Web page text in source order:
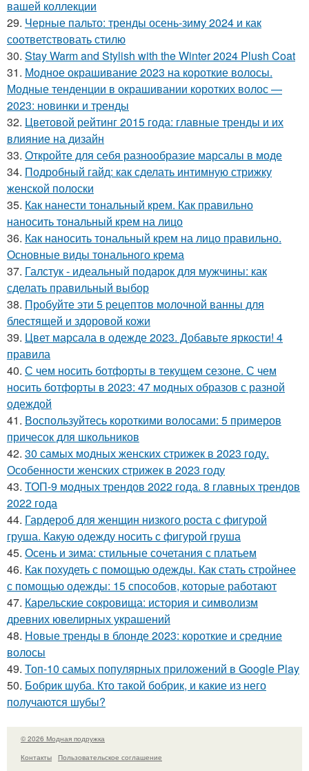
вашей коллекции
29. Черные пальто: тренды осень-зиму 2024 и как
соответствовать стилю
30. Stay Warm and Stylish with the Winter 2024 Plush Coat
31. Модное окрашивание 2023 на короткие волосы.
Модные тенденции в окрашивании коротких волос —
2023: новинки и тренды
32. Цветовой рейтинг 2015 года: главные тренды и их
влияние на дизайн
33. Откройте для себя разнообразие марсалы в моде
34. Подробный гайд: как сделать интимную стрижку
женской полоски
35. Как нанести тональный крем. Как правильно
наносить тональный крем на лицо
36. Как наносить тональный крем на лицо правильно.
Основные виды тонального крема
37. Галстук - идеальный подарок для мужчины: как
сделать правильный выбор
38. Пробуйте эти 5 рецептов молочной ванны для
блестящей и здоровой кожи
39. Цвет марсала в одежде 2023. Добавьте яркости! 4
правила
40. С чем носить ботфорты в текущем сезоне. С чем
носить ботфорты в 2023: 47 модных образов с разной
одеждой
41. Воспользуйтесь короткими волосами: 5 примеров
причесок для школьников
42. 30 самых модных женских стрижек в 2023 году.
Особенности женских стрижек в 2023 году
43. ТОП-9 модных трендов 2022 года. 8 главных трендов
2022 года
44. Гардероб для женщин низкого роста с фигурой
груша. Какую одежду носить с фигурой груша
45. Осень и зима: стильные сочетания с платьем
46. Как похудеть с помощью одежды. Как стать стройнее
с помощью одежды: 15 способов, которые работают
47. Карельские сокровища: история и символизм
древних ювелирных украшений
48. Новые тренды в блонде 2023: короткие и средние
волосы
49. Топ-10 самых популярных приложений в Google Play
50. Бобрик шуба. Кто такой бобрик, и какие из него
получаются шубы?
© 2026 Модная подружка
Контакты
Пользовательское соглашение